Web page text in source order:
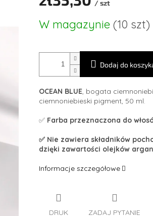
/ szt
jednostkowa:
W magazynie (10 szt)
Dodaj do
OCEAN BLUE, bogata
ciemnoniebieski pigment, 50 ml.
✅ Farba przeznaczona do
✅ Nie zawiera składników
dzięki zawartości olejków
Informacje szczegółowe
DRUK ZADAJ PYTANIE